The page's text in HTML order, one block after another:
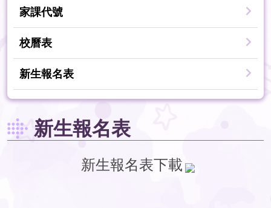
家課代號
校曆表
新生報名表
新生報名表
新生報名表下載